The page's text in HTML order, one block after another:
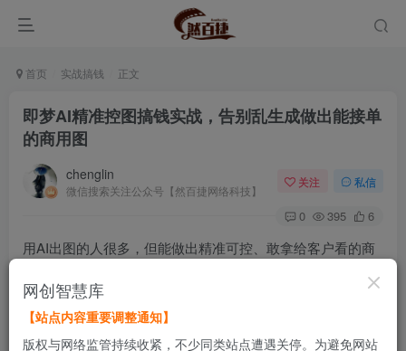
首页 实战搞钱 正文
即梦AI精准控图搞钱实战，告别乱生成做出能接单
的商用图
chenglin
微信搜索关注公众号【然百捷网络科技】
关注 私信
0 395 6
用AI出图的人很多，但能做出精准可控、敢拿给客户看的商
问题出在哪儿？大多数人只会写提示词让AI自由发挥，生成
什么全看运气。人物姿态别扭了改不了，产品细节崩了修不
网创智慧库
【站点内容重要调整通知】
版权与网络监管持续收紧，不少同类站点遭遇关停。为避免网站